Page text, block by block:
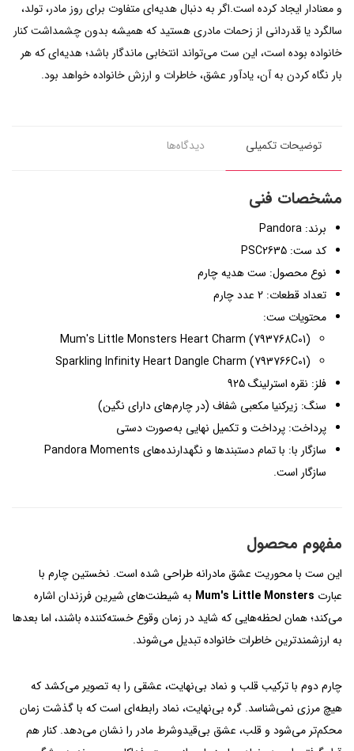
و معنادار ایجاد کرده است.اگر به دنبال هدیه‌ای متفاوت برای روز مادر، تولد،
سالگرد یا قدردانی از زحمات مادری هستید که همیشه بدون چشمداشت کنار
خانواده بوده است، این ست می‌تواند انتخابی ماندگار باشد؛ هدیه‌ای که هر
بار نگاه کردن به آن، یادآور عشق، خاطرات و ارزش خانواده خواهد بود.
توضیحات تکمیلی دیدگاه‌ها
مشخصات فنی
برند: Pandora
کد ست: PSC2635
نوع محصول: ست هدیه چارم
تعداد قطعات: 2 عدد چارم
محتویات ست:
Mum's Little Monsters Heart Charm (793768C01)
Sparkling Infinity Heart Dangle Charm (793766C01)
فلز: نقره استرلینگ 925
سنگ: زیرکنیا مکعبی شفاف (در چارم‌های دارای نگین)
پرداخت: پرداخت و تکمیل نهایی به‌صورت دستی
سازگار با: با تمام دستبندها و نگهدارنده‌های Pandora Moments
سازگار است.
مفهوم محصول
این ست با محوریت عشق مادرانه طراحی شده است. نخستین چارم با
عبارت Mum's Little Monsters به شیطنت‌های شیرین فرزندان اشاره
می‌کند؛ همان لحظه‌هایی که شاید در زمان وقوع خسته‌کننده باشند، اما بعدها
به ارزشمندترین خاطرات خانواده تبدیل می‌شوند.
چارم دوم با ترکیب قلب و نماد بی‌نهایت، عشقی را به تصویر می‌کشد که
هیچ مرزی نمی‌شناسد. گره بی‌نهایت، نماد رابطه‌ای است که با گذشت زمان
محکم‌تر می‌شود و قلب، عشق بی‌قیدوشرط مادر را نشان می‌دهد. کنار هم